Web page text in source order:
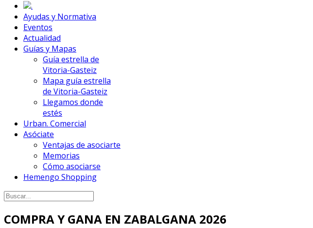
.
Ayudas y Normativa
Eventos
Actualidad
Guías y Mapas
Guía estrella de
Vitoria-Gasteiz
Mapa guía estrella
de Vitoria-Gasteiz
Llegamos donde
estés
Urban. Comercial
Asóciate
Ventajas de asociarte
Memorias
Cómo asociarse
Hemengo Shopping
COMPRA Y GANA EN ZABALGANA 2026